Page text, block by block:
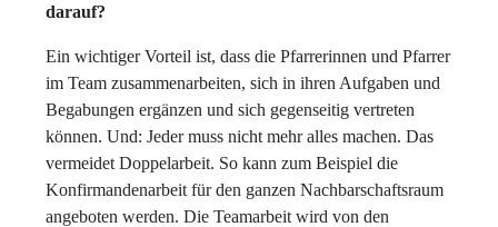
darauf?
Ein wichtiger Vorteil ist, dass die Pfarrerinnen und Pfarrer
im Team zusammenarbeiten, sich in ihren Aufgaben und
Begabungen ergänzen und sich gegenseitig vertreten
können. Und: Jeder muss nicht mehr alles machen. Das
vermeidet Doppelarbeit. So kann zum Beispiel die
Konfirmandenarbeit für den ganzen Nachbarschaftsraum
angeboten werden. Die Teamarbeit wird von den